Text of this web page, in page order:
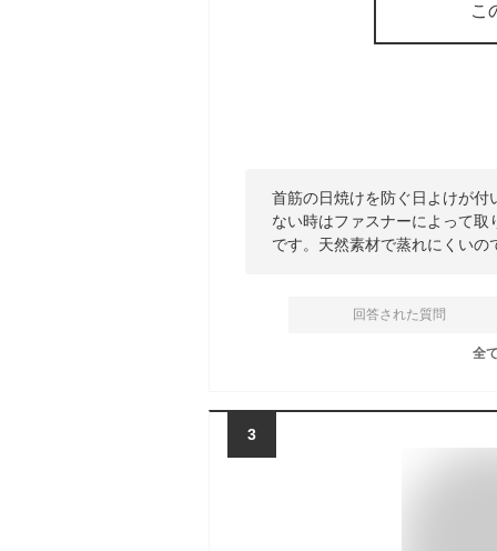
こ
首筋の日焼けを防ぐ日よけが
ない時はファスナーによって
です。天然素材で蒸れにくい
回答された質問
全
3